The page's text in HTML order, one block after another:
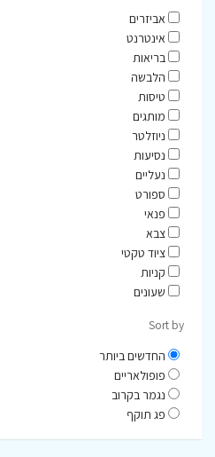
אביזרים
אינטרנט
בריאות
הלבשה
טיסות
מותגים
ניוזלטר
נסיעות
נעליים
ספורט
פנאי
צבא
ציוד טקטי
קניות
שעונים
Sort by
החדשים ביותר
פופולאריים
נגמר בקרוב
פג תוקף